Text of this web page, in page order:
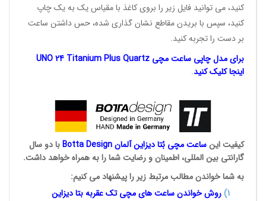
کنید، می توانید فایل زیر را بروی کاغذ با مقیاس یک به یک چاپ
کنید، سپس با بریدن مقاطع نشان گذاری شده، حس داشتن ساعت
بر دست را تجربه کنید.
برای مدل چاپی ساعت مچی UNO 24 Titanium Plus Quartz
اینجاکلیک کنید.
کیفیت اینساعت مچی بُتادیزاین آلمانBotta Designبا دو سال
گارانتی بین المللی، اطمینان و رضایت شما را به همراه خواهد داشت.
به شما خواندن مطالب مرتبط زیر را پیشنهاد می کنیم:
1
)روش خواندن ساعت های مچی تکعقربه بتا دیزاین